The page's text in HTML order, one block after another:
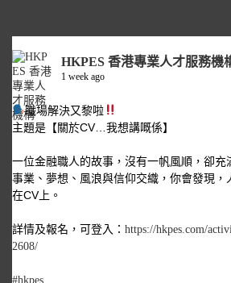
HKPES 香港專業人才服務機
1 week ago
職場解決又黎啦
主題是【關於CV…我想講嘅係】
一位金融職人的故事，沒有一帆風順，卻充
事業、夢想、風浪與信仰交織，你會發現，
在CV上。
詳情及報名，可登入： https://hkpes.com/
2608/
#hkpes